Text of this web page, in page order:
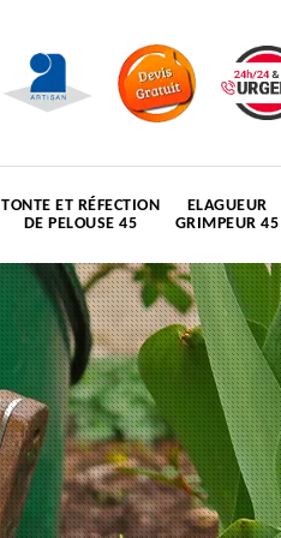
TONTE ET RÉFECTION
DE PELOUSE 45
ELAGUEUR
GRIMPEUR 45